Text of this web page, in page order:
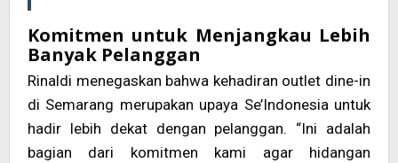
Komitmen untuk Menjangkau Lebih
Banyak Pelanggan
Rinaldi menegaskan bahwa kehadiran outlet dine-in
di Semarang merupakan upaya Se’Indonesia untuk
hadir lebih dekat dengan pelanggan. “Ini adalah
bagian dari komitmen kami agar hidangan